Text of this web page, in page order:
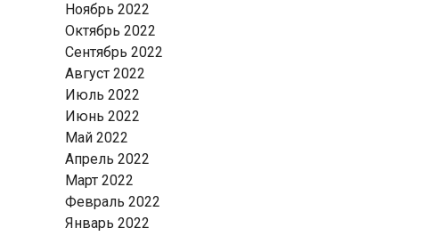
Ноябрь 2022
Октябрь 2022
Сентябрь 2022
Август 2022
Июль 2022
Июнь 2022
Май 2022
Апрель 2022
Март 2022
Февраль 2022
Январь 2022